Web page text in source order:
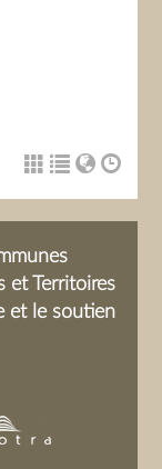
et Territoires
et le soutien